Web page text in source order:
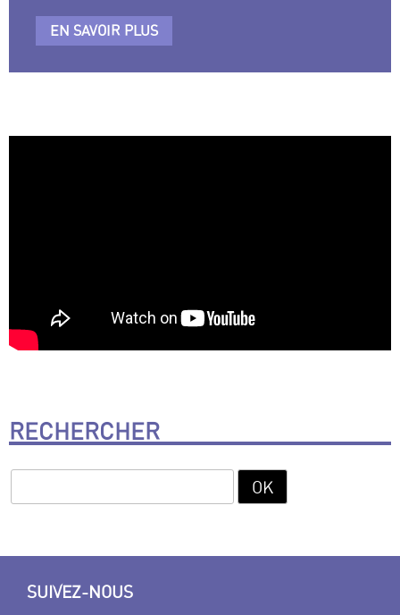
EN SAVOIR PLUS
RECHERCHER
SUIVEZ-NOUS